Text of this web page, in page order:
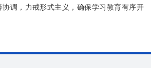
调，力戒形式主义，确保学习教育有序开